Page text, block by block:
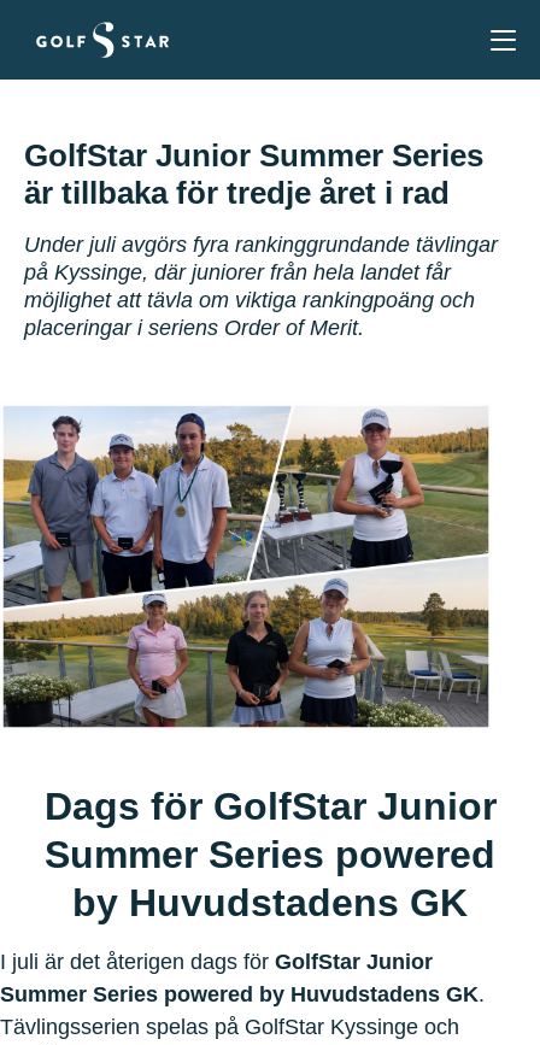
GolfStar Junior Summer Series
är tillbaka för tredje året i rad
Under juli avgörs fyra rankinggrundande tävlingar
på Kyssinge, där juniorer från hela landet får
möjlighet att tävla om viktiga rankingpoäng och
placeringar i seriens Order of Merit.
Dags för GolfStar Junior
Summer Series powered
by Huvudstadens GK
I juli är det återigen dags för GolfStar Junior
Summer Series powered by Huvudstadens GK.
Tävlingsserien spelas på GolfStar Kyssinge och